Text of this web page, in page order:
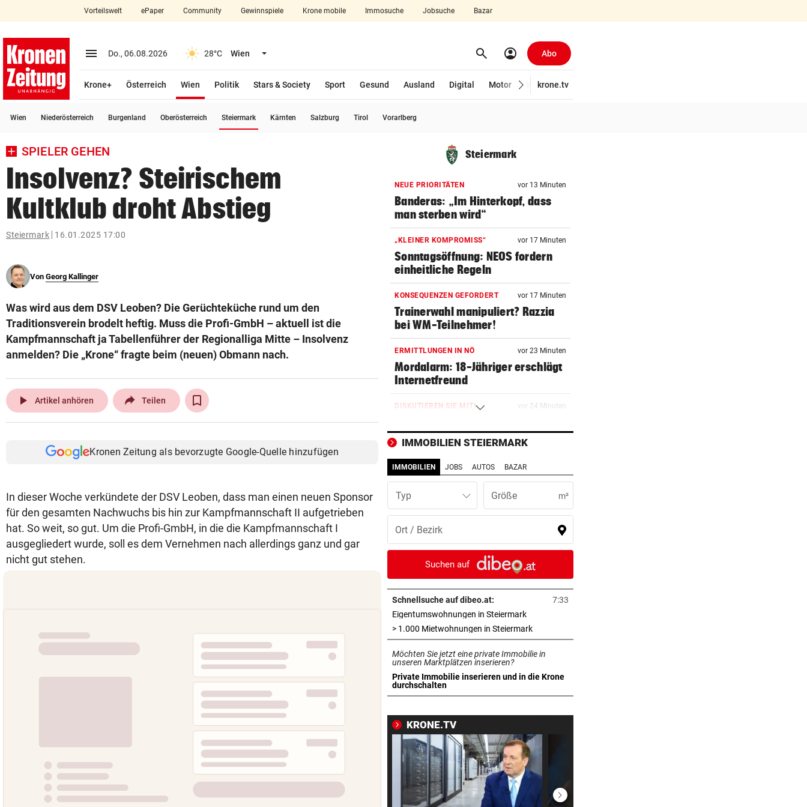
closeSchließen
account_circle Anmelden
arrow_right
Bundesland auswählen
Suchbegriff
eingeben
© Krone Multimedia GmbH & Co KG 2026
Vorteilswelt ePaper Community Gewinnspiele Krone mobile Immosuche Jobsuche Bazar
menu Menü aufklappen
Do., 06.08.2026 28°C Wien Menü aufklappen search Suchen
account_circle Abo
Krone+ Österreich Wien
Politik
Stars & Society Sport Gesund Ausland Digital Motor Wirtschaft
krone.tv
Wien Niederösterreich Burgenland Oberösterreich Steiermark Kärnten Salzburg Tirol Vorarlberg
SPIELER GEHEN
Insolvenz? Steirischem
Kultklub droht Abstieg
Steiermark 16.01.2025 17:00
Von Georg Kallinger
Was wird aus dem DSV Leoben? Die Gerüchteküche rund um den
Traditionsverein brodelt heftig. Muss die Profi-GmbH – aktuell ist die
Kampfmannschaft ja Tabellenführer der Regionalliga Mitte – Insolvenz
anmelden? Die „Krone“ fragte beim (neuen) Obmann nach.
play_arrow Artikel anhören Teilen
Kronen Zeitung als bevorzugte Google-Quelle hinzufügen
In dieser Woche verkündete der DSV Leoben, dass man einen neuen Sponsor
für den gesamten Nachwuchs bis hin zur Kampfmannschaft II aufgetrieben
hat. So weit, so gut. Um die Profi-GmbH, in die die Kampfmannschaft I
ausgegliedert wurde, soll es dem Vernehmen nach allerdings ganz und gar
nicht gut stehen.
Steiermark
NEUE PRIORITÄTEN vor 13 Minuten
Banderas: „Im Hinterkopf, dass
man sterben wird“
„KLEINER KOMPROMISS“ vor 17 Minuten
Sonntagsöffnung: NEOS fordern
einheitliche Regeln
KONSEQUENZEN GEFORDERT vor 17 Minuten
Trainerwahl manipuliert? Razzia
bei WM-Teilnehmer!
ERMITTLUNGEN IN NÖ vor 23 Minuten
Mordalarm: 18-Jähriger erschlägt
Internetfreund
DISKUTIEREN SIE MIT! vor 24 Minuten
Hitzewelle?
BEI SEINEM NEO-KLUB
Gefeiert wie Rockstar: So viel
kassiert WM-Held!
ERNEUTE VERHANDLUNG vor 32 Minuten
Hobby-Schafbauer wegen Wolf-
Postings vor Gericht
„LIEBELEI“ GEHT WEITER vor 32 Minuten
Pleite-Restaurant: Neue
Gesellschaft, alter Chef
SOMALIER VERURTEILT vor 33 Minuten
Überfall mit Pistolen auf dem
Überfuhrsteg: Haft!
„SICHER KEIN BORDELL“ vor 34 Minuten
Wird das Tafelsilber der
NACH BRÄNDEN vor 37 Minuten
Sweeney verteilt Essen in
Heimatstadt Spokane
KAMPF GEGEN FLAMMEN vor 39 Minuten
IMMOBILIEN STEIERMARK
IMMOBILIEN JOBS AUTOS BAZAR
Typ m²
Suchen auf
Schnellsuche auf dibeo.at:
7:33
Eigentumswohnungen in Steiermarkin neuem Tab öffnen
> 1.000 Mietwohnungen in Steiermarkin neuem Tab öffnen
Möchten Sie jetzt eine private Immobilie in
unseren Marktplätzen inserieren?
Private Immobilie inserieren und in die Krone
durchschalten
in neuem Tab öffnen
KRONE.TV